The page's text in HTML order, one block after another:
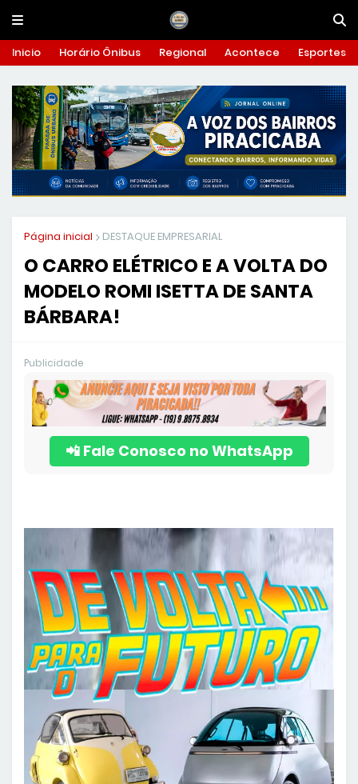
Inicio Horário Ônibus Regional Acontece Esportes
Página inicial DESTAQUE EMPRESARIAL
O CARRO ELÉTRICO E A VOLTA DO
MODELO ROMI ISETTA DE SANTA
BÁRBARA!
Publicidade
📲 Fale Conosco no WhatsApp